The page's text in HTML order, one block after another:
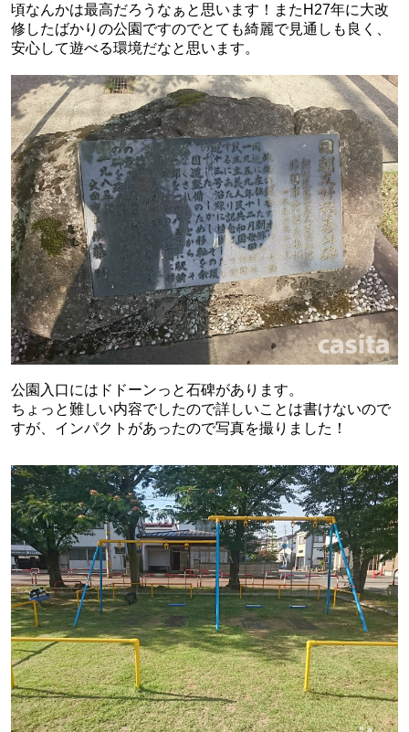
頃なんかは最高だろうなぁと思います！またH27年に大改
修したばかりの公園ですのでとても綺麗で見通しも良く、
安心して遊べる環境だなと思います。
公園入口にはドドーンっと石碑があります。
ちょっと難しい内容でしたので詳しいことは書けないので
すが、インパクトがあったので写真を撮りました！